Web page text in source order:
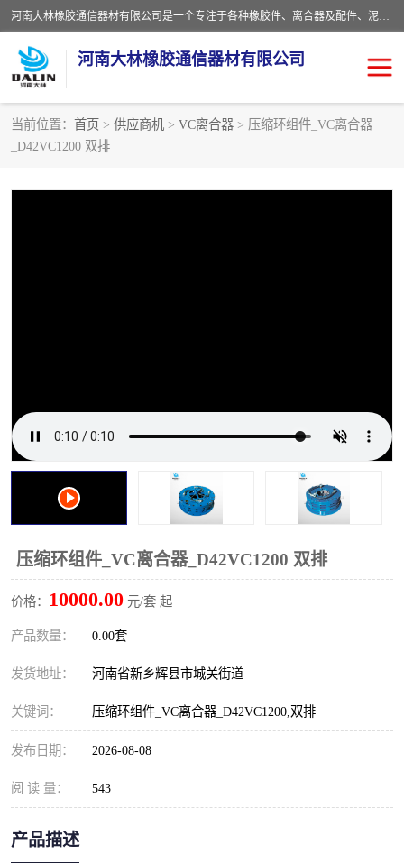
河南大林橡胶通信器材有限公司是一个专注于各种橡胶件、离合器及配件、泥浆泵及配件等产品设计制造和加工的企业。产品应用于矿山、冶金、石油、钢铁、化工、水泥、船舶、造纸、通用机械等各种大功率机械传动或制动装置。
河南大林橡胶通信器材有限公司
当前位置： 首页 > 供应商机 > VC离合器 > 压缩环组件_VC离合器
_D42VC1200 双排
压缩环组件_VC离合器_D42VC1200 双排
价格： 10000.00 元/套 起
产品数量： 0.00套
发货地址： 河南省新乡辉县市城关街道
关键词： 压缩环组件_VC离合器_D42VC1200,双排
发布日期： 2026-08-08
阅 读 量： 543
产品描述
推盘离合器
PTO离合器
橡胶件